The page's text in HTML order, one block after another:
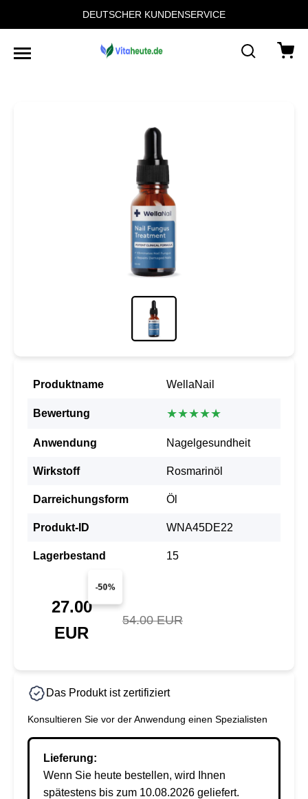
DEUTSCHER KUNDENSERVICE
Produktname WellaNail
Bewertung ★★★★★
Anwendung Nagelgesundheit
Wirkstoff Rosmarinöl
Darreichungsform Öl
Produkt-ID WNA45DE22
Lagerbestand 15
-50%
27.00
EUR
54.00 EUR
Das Produkt ist zertifiziert
Konsultieren Sie vor der Anwendung einen Spezialisten
Lieferung:
Wenn Sie heute bestellen, wird Ihnen
spätestens bis zum 10.08.2026 geliefert.